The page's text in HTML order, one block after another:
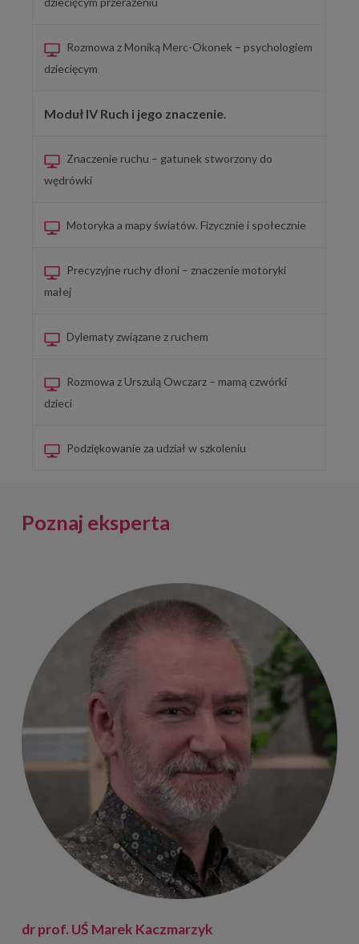
Rozmowa z Moniką Merc-Okonek – psychologiem
dziecięcym
Moduł IV Ruch i jego znaczenie.
Znaczenie ruchu – gatunek stworzony do
wędrówki
Motoryka a mapy światów. Fizycznie i społecznie
Precyzyjne ruchy dłoni – znaczenie motoryki
małej
Dylematy związane z ruchem
Rozmowa z Urszulą Owczarz – mamą czwórki
dzieci
Podziękowanie za udział w szkoleniu
Poznaj eksperta
dr prof. UŚ Marek Kaczmarzyk